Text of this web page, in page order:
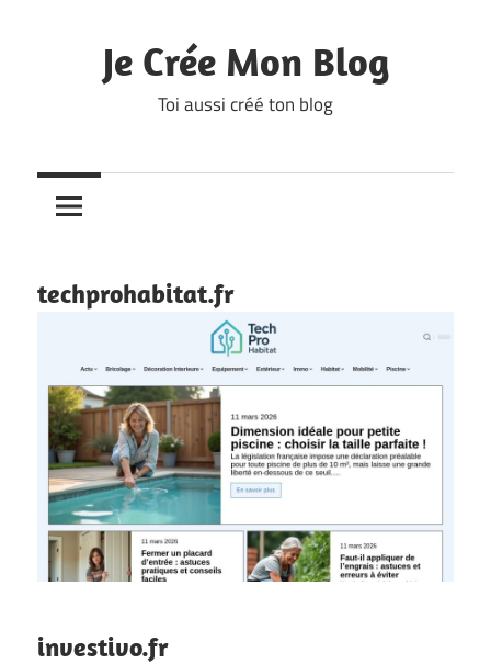
Je Crée Mon Blog
Toi aussi créé ton blog
techprohabitat.fr
investivo.fr